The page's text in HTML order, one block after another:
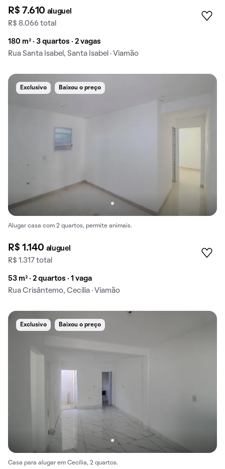
R$ 7.610 aluguel
R$ 8.066 total
180 m² · 3 quartos · 2 vagas
Rua Santa Isabel, Santa Isabel · Viamão
Exclusivo Baixou o preço
Alugar casa com 2 quartos, permite animais.
R$ 1.140 aluguel
R$ 1.317 total
53 m² · 2 quartos · 1 vaga
Rua Crisântemo, Cecília · Viamão
Exclusivo Baixou o preço
Casa para alugar em Cecília, 2 quartos.